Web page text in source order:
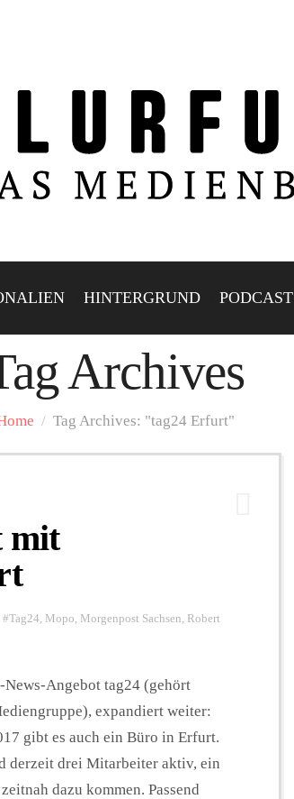
HINTERGRUND PODCAST
Archives
/ Tag Archives: "tag24 Erfurt"
mit
#Tag24, Mopo, Morgenpost Sachsen, Robert
News-Angebot tag24 (gehört
expandiert weiter:
gibt es auch ein Büro in Erfurt.
derzeit drei Mitarbeiter aktiv, ein
dazu kommen. Passend